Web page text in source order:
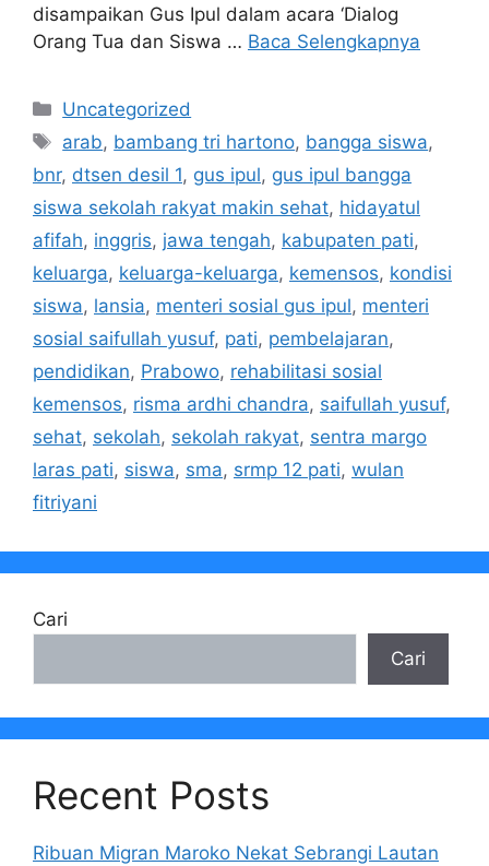
disampaikan Gus Ipul dalam acara ‘Dialog
Orang Tua dan Siswa … Baca Selengkapnya
Kategori
Uncategorized
Tag
arab, bambang tri hartono, bangga siswa,
bnr, dtsen desil 1, gus ipul, gus ipul bangga
siswa sekolah rakyat makin sehat, hidayatul
afifah, inggris, jawa tengah, kabupaten pati,
keluarga, keluarga-keluarga, kemensos, kondisi
siswa, lansia, menteri sosial gus ipul, menteri
sosial saifullah yusuf, pati, pembelajaran,
pendidikan, Prabowo, rehabilitasi sosial
kemensos, risma ardhi chandra, saifullah yusuf,
sehat, sekolah, sekolah rakyat, sentra margo
laras pati, siswa, sma, srmp 12 pati, wulan
fitriyani
Cari
Cari
Recent Posts
Ribuan Migran Maroko Nekat Sebrangi Lautan